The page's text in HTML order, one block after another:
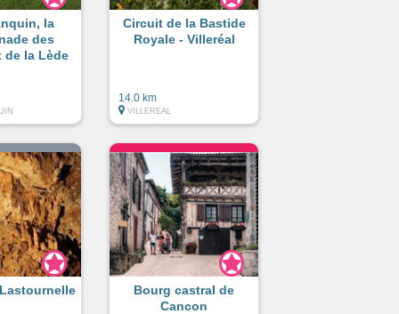
la
des
de la Lède
Circuit de la Bastide
Royale - Villeréal
14.0 km
VILLEREAL
Bourg castral de
Cancon